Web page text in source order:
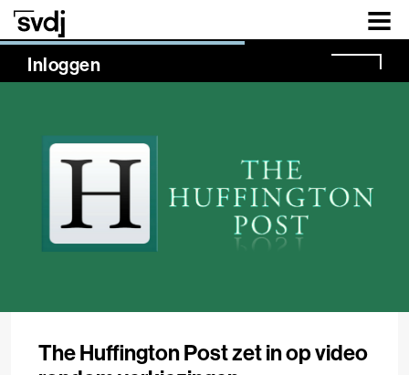
Naar hoofdinhoud
Inloggen
NaN%
The Huffington Post zet in op video